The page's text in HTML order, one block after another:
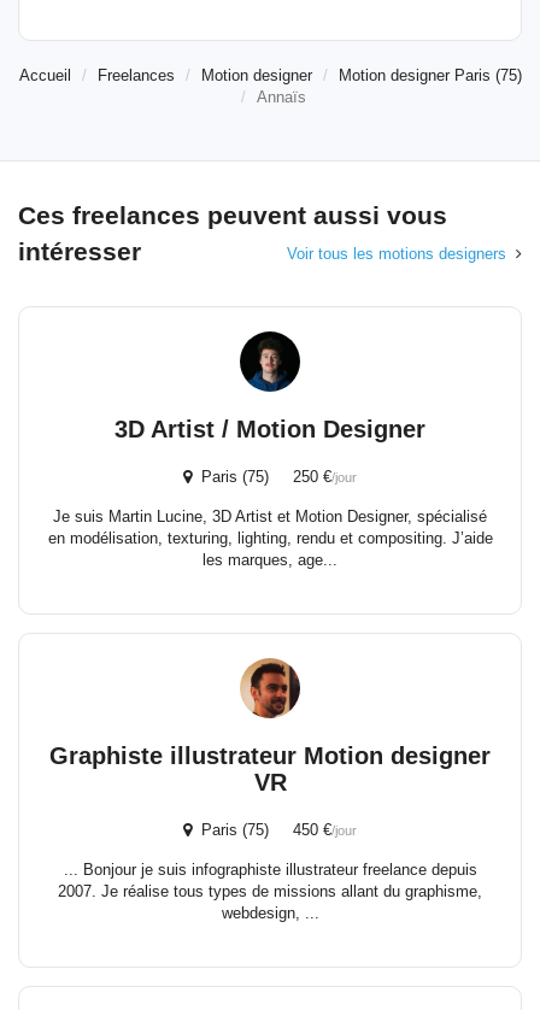
Accueil Freelances Motion designer
Motion designer Paris (75)
Annaïs
Ces freelances peuvent aussi vous
intéresser
Voir tous les motions designers
3D Artist / Motion Designer
Paris (75) 250 €/jour
Je suis Martin Lucine, 3D Artist et Motion Designer, spécialisé
en modélisation, texturing, lighting, rendu et compositing. J’aide
les marques, age...
Graphiste illustrateur Motion designer
VR
Paris (75) 450 €/jour
... Bonjour je suis infographiste illustrateur freelance depuis
2007. Je réalise tous types de missions allant du graphisme,
webdesign, ...